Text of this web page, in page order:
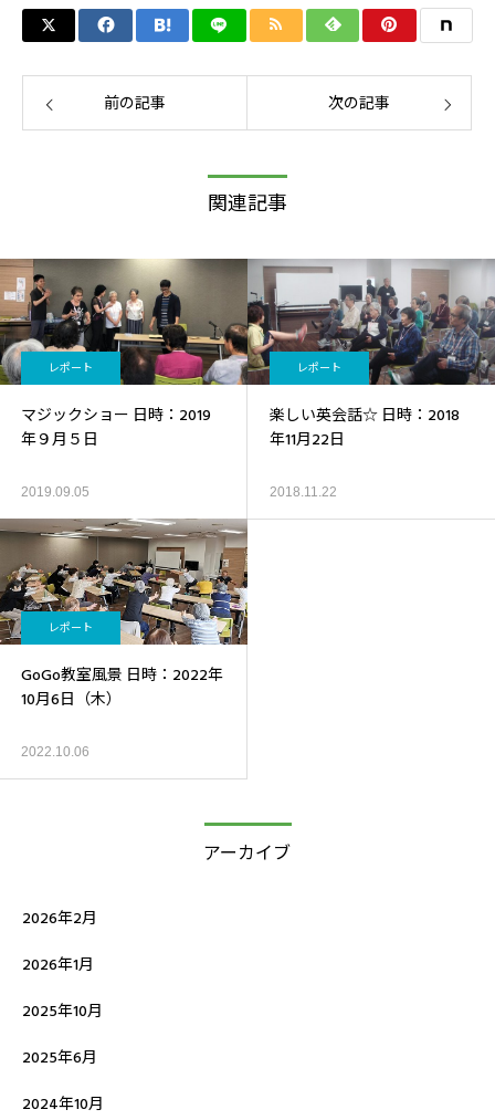
前の記事 次の記事
関連記事
レポート
マジックショー 日時：2019
年９月５日
2019.09.05
レポート
楽しい英会話☆ 日時：2018
年11月22日
2018.11.22
レポート
GoGo教室風景 日時：2022年
10月6日（木）
2022.10.06
アーカイブ
2026年2月
2026年1月
2025年10月
2025年6月
2024年10月